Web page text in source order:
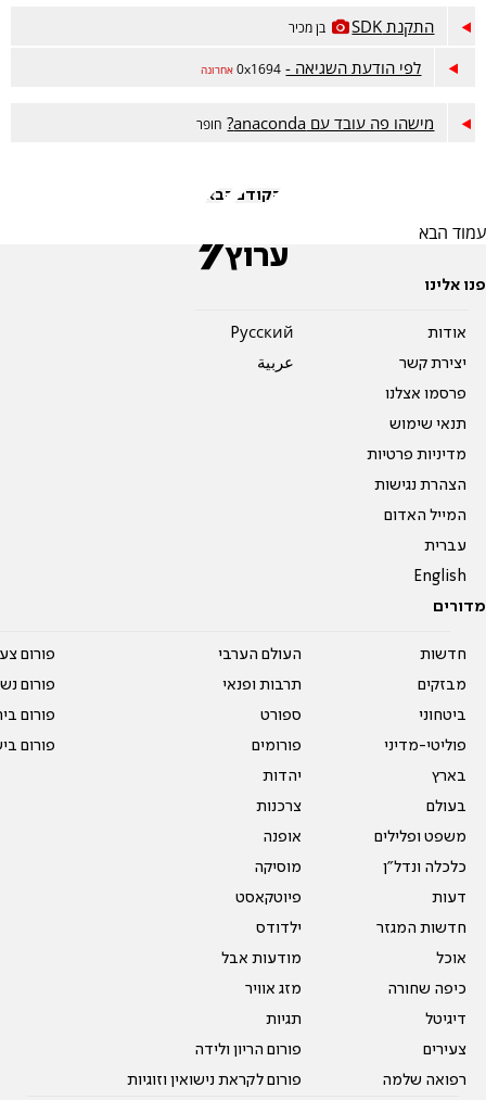
התקנת SDK בן מכיר
לפי הודעת השגיאה - 0x1694 אחרונה
מישהו פה עובד עם anaconda? חופר
הקודם הבא
עמוד הבא
פנו אלינו
אודות
יצירת קשר
פרסמו אצלנו
תנאי שימוש
מדיניות פרטיות
הצהרת נגישות
המייל האדום
עברית
English
Pусский
عربية
מדורים
חדשות
מבזקים
ביטחוני
פוליטי-מדיני
בארץ
בעולם
משפט ופלילים
כלכלה ונדל"ן
דעות
חדשות המגזר
אוכל
כיפה שחורה
דיגיטל
צעירים
רפואה שלמה
העולם הערבי
תרבות ופנאי
ספורט
פורומים
יהדות
צרכנות
אופנה
מוסיקה
פיוטקאסט
ילדודס
מודעות אבל
מזג אוויר
תגיות
פורום הריון ולידה
פורום לקראת נישואין וזוגיות
פורום
פורום
פורום
פורום